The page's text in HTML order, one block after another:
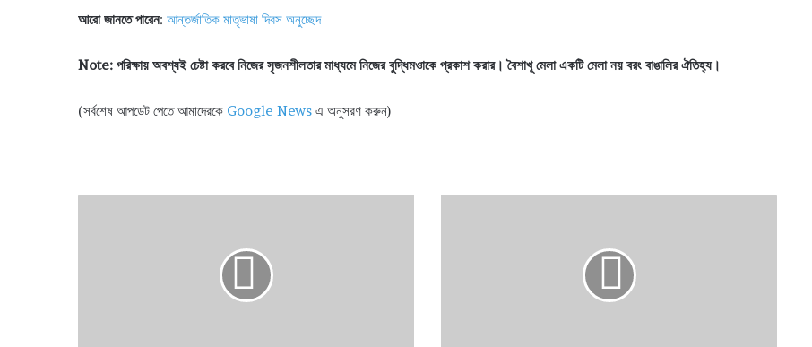
আরো জানতে পারেন: আন্তর্জাতিক মাতৃভাষা দিবস অনুচ্ছেদ
Note: পরিক্ষায় অবশ্যই চেষ্টা করবে নিজের সৃজনশীলতার মাধ্যমে নিজের বুদ্ধিমওাকে প্রকাশ করার। বৈশাখূ মেলা একটি মেলা নয় বরং বাঙালির ঐতিহ্য।
(সর্বশেষ আপডেট পেতে আমাদেরকে Google News এ অনুসরণ করুন)